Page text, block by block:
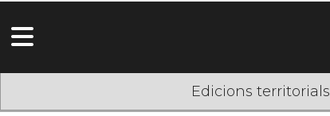
Edicions territorials